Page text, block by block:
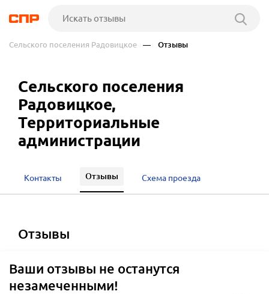
Сельского поселения Радовицкое — Отзывы
Сельского поселения
Радовицкое,
Территориальные
администрации
отзывы
Контакты Отзывы Схема проезда
Ваши отзывы не останутся
незамеченными!